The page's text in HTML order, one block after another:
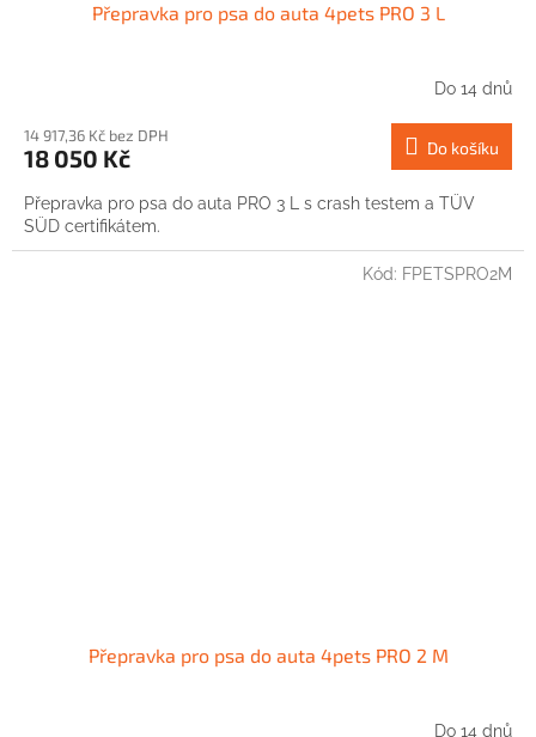
Přepravka pro psa do auta 4pets PRO 3 L
Do 14 dnů
14 917,36 Kč bez DPH
18 050 Kč Do košíku
Přepravka pro psa do auta PRO 3 L s crash testem a TÜV
SÜD certifikátem.
Přepravka pro psa do auta 4pets PRO 2 M
Do 14 dnů
Kód: FPETSPRO2M